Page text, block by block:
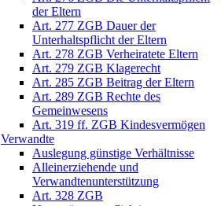
der Eltern
Art. 277 ZGB Dauer der
Unterhaltspflicht der Eltern
Art. 278 ZGB Verheiratete Eltern
Art. 279 ZGB Klagerecht
Art. 285 ZGB Beitrag der Eltern
Art. 289 ZGB Rechte des
Gemeinwesens
Art. 319 ff. ZGB Kindesvermögen
Verwandte
Auslegung günstige Verhältnisse
Alleinerziehende und
Verwandtenunterstützung
Art. 328 ZGB